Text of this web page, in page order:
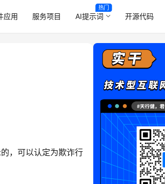
应用 服务项目 AI提示词
热门
开源代码
，可以认定为欺诈行